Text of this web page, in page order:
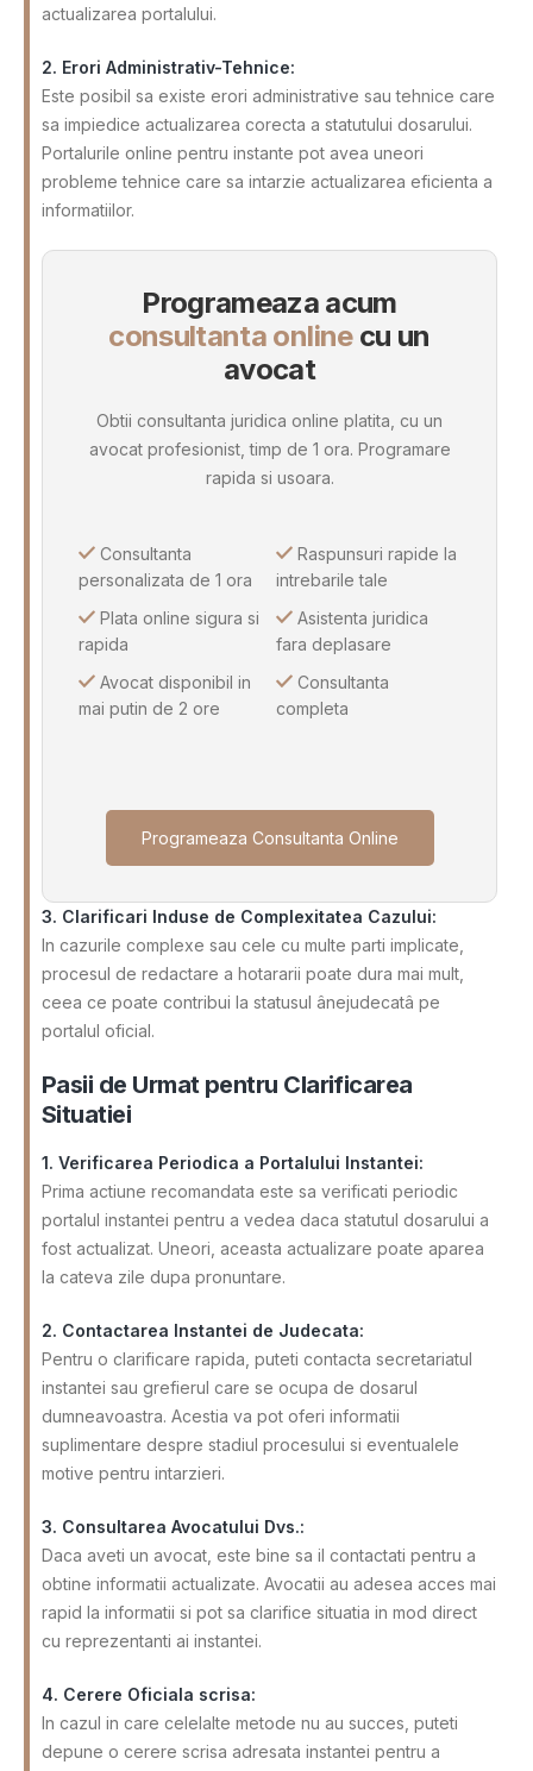
actualizarea portalului.
2. Erori Administrativ-Tehnice:
Este posibil sa existe erori administrative sau tehnice care
sa impiedice actualizarea corecta a statutului dosarului.
Portalurile online pentru instante pot avea uneori
probleme tehnice care sa intarzie actualizarea eficienta a
informatiilor.
Programeaza acum
consultanta onlinecu un
avocat
Obtii consultanta juridica online platita, cu un
avocat profesionist, timp de 1 ora. Programare
rapida si usoara.
Consultanta
personalizata de 1 ora
Plata online sigura si
rapida
Avocat disponibil in
mai putin de 2 ore
Raspunsuri rapide la
intrebarile tale
Asistenta juridica
fara deplasare
Consultanta
completa
Programeaza Consultanta Online
3. Clarificari Induse de Complexitatea Cazului:
In cazurile complexe sau cele cu multe parti implicate,
procesul de redactare a hotararii poate dura mai mult,
ceea ce poate contribui la statusul ânejudecatâ pe
portalul oficial.
Pasii de Urmat pentru Clarificarea
Situatiei
1. Verificarea Periodica a Portalului Instantei:
Prima actiune recomandata este sa verificati periodic
portalul instantei pentru a vedea daca statutul dosarului a
fost actualizat. Uneori, aceasta actualizare poate aparea
la cateva zile dupa pronuntare.
2. Contactarea Instantei de Judecata:
Pentru o clarificare rapida, puteti contacta secretariatul
instantei sau grefierul care se ocupa de dosarul
dumneavoastra. Acestia va pot oferi informatii
suplimentare despre stadiul procesului si eventualele
motive pentru intarzieri.
3. Consultarea Avocatului Dvs.:
Daca aveti un avocat, este bine sa il contactati pentru a
obtine informatii actualizate. Avocatii au adesea acces mai
rapid la informatii si pot sa clarifice situatia in mod direct
cu reprezentanti ai instantei.
4. Cerere Oficiala scrisa:
In cazul in care celelalte metode nu au succes, puteti
depune o cerere scrisa adresata instantei pentru a